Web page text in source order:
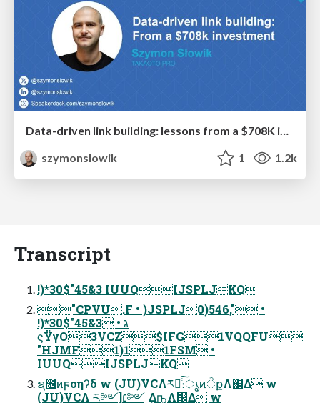
szymonslowik
1 1.2k
Transcript
!)*30$"45&3 IUUQIJSPLJKQ
"CPVU.F • )JSPLJ0)546," •
!)*30$"45&3 • ג
ϛΫγΟ3VCZ$IFG1VQQFU
"HJMF1)11FSM •
IUUQIJSPLJKQ
ຊ೔ͷϝοηʔδ w (JU)VCΛར༻ͨ͠։ൃͷੈքΛ஌Δ w
(JU)VCΛ ར༻]׆༻ ͢Δҧ͍Λ஌Δ w